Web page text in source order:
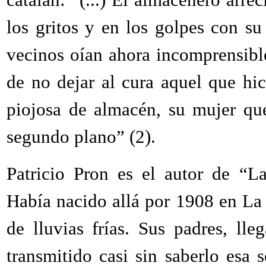
los gritos y en los golpes con
vecinos oían ahora
de no dejar al cura aquel que
piojosa de almacén, su mujer
segundo plano” (2).
Patricio Pron es el autor de
Había nacido allá por 1908 en
de lluvias frías. Sus padres,
transmitido casi sin saberlo esa